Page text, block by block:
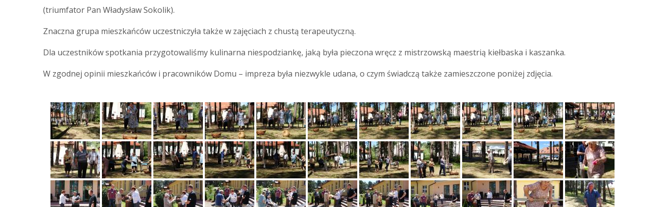
(triumfator Pan Władysław Sokolik).
Znaczna grupa mieszkańców uczestniczyła także w zajęciach z chustą terapeutyczną.
Dla uczestników spotkania przygotowaliśmy kulinarna niespodziankę, jaką była pieczona wręcz z mistrzowską maestrią kiełbaska i kaszanka.
W zgodnej opinii mieszkańców i pracowników Domu – impreza była niezwykle udana, o czym świadczą także zamieszczone poniżej zdjęcia.